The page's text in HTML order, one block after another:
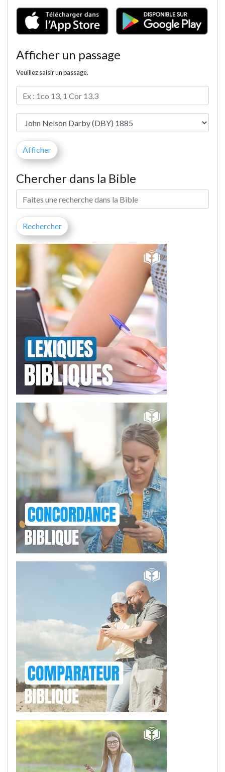
Afficher un passage
Veuillez saisir un passage.
Chercher dans la Bible